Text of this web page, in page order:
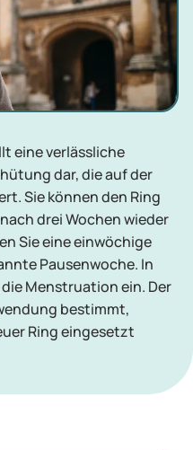
eine verlässliche
dar, die auf der
Sie können den Ring
drei Wochen wieder
Sie eine einwöchige
Pausenwoche. In
Menstruation ein. Der
bestimmt,
Ring eingesetzt